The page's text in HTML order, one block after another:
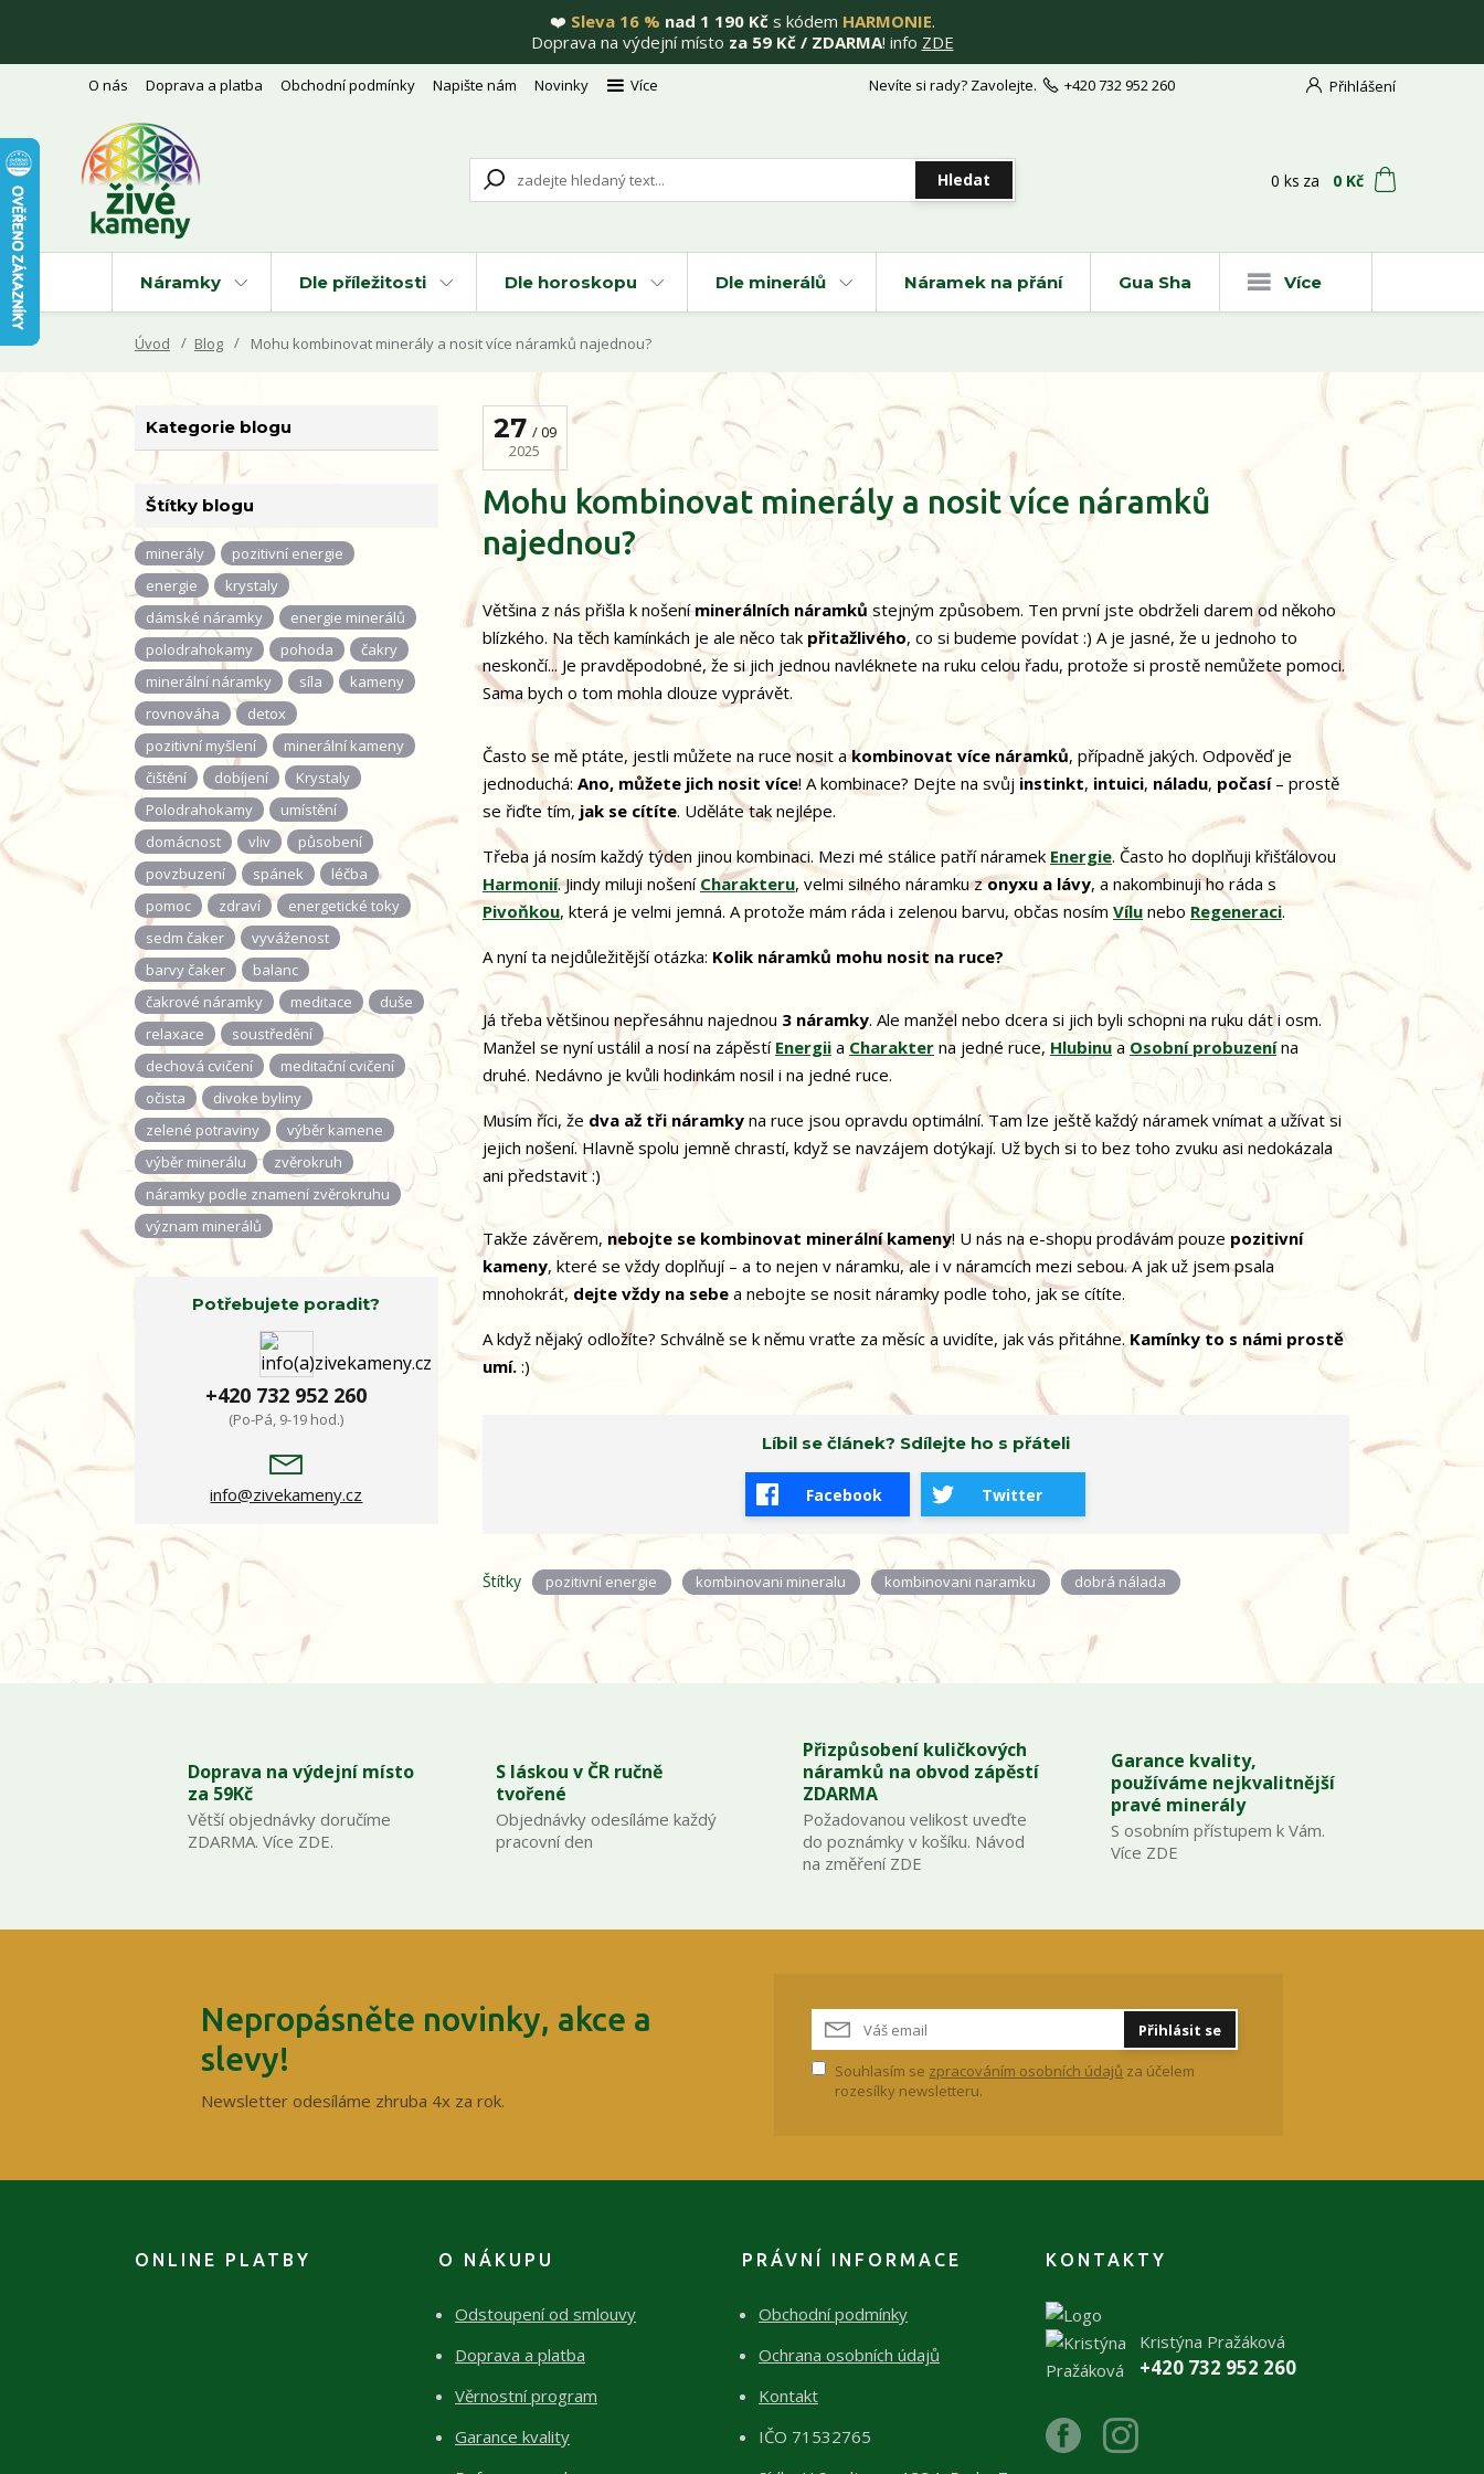
❤️ Sleva 16 % nad 1 190 Kčs kódem HARMONIE.
Doprava na výdejní místo za 59 Kč / ZDARMA! info ZDE
O nás Doprava a platba Obchodní podmínky Napište nám Novinky Více Přihlášení
Hledat
Nevíte si rady? Zavolejte. +420 732 952 260
0 ks za 0 Kč
Náramky Dle příležitosti Dle horoskopu Dle minerálů Náramek na přání Gua Sha Více
Úvod Blog Mohu kombinovat minerály a nosit více náramků najednou?
Kategorie blogu
Štítky blogu
minerály
pozitivní energie
energie
krystaly
dámské náramky
energie minerálů
polodrahokamy
pohoda
čakry
minerální náramky
síla
kameny
rovnováha
detox
pozitivní myšlení
minerální kameny
čištění
dobíjení
Krystaly
Polodrahokamy
umístění
domácnost
vliv
působení
povzbuzení
spánek
léčba
pomoc
zdraví
energetické toky
sedm čaker
vyváženost
barvy čaker
balanc
čakrové náramky
meditace
duše
relaxace
soustředění
dechová cvičení
meditační cvičení
očista
divoke byliny
zelené potraviny
výběr kamene
výběr minerálu
zvěrokruh
náramky podle znamení zvěrokruhu
význam minerálů
Potřebujete poradit?
+420 732 952 260
(Po-Pá, 9-19 hod.)
info@zivekameny.cz
27
09
2025
Mohu kombinovat minerály a nosit více náramků
najednou?
Většina z nás přišla k nošeníminerálních náramků stejným způsobem. Ten první jste obdrželi darem od někoho
blízkého. Na těch kamínkách je ale něco tak přitažlivého, co si budeme povídat :) A je jasné, že u jednoho to
neskončí... Je pravděpodobné, že si jich jednou navléknete na ruku celou řadu, protože si prostě nemůžete pomoci.
Sama bych o tom mohla dlouze vyprávět.
Často se mě ptáte, jestli můžete na ruce nosit akombinovat více náramků, případně jakých. Odpověď je
jednoduchá: Ano, můžete jich nosit více! A kombinace? Dejte na svůj instinkt, intuici, náladu, počasí– prostě
se řiďte tím, jak se cítíte. Uděláte tak nejlépe.
Třeba já nosím každý týden jinou kombinaci. Mezi mé stálice patří náramek Energie. Často ho doplňuji křišťálovou
Harmonií. Jindy miluji nošení Charakteru, velmi silného náramku zonyxu a lávy, a nakombinuji ho ráda s
Pivoňkou, která je velmi jemná. A protože mám ráda i zelenou barvu, občas nosím Vílunebo Regeneraci.
A nyní ta nejdůležitější otázka: Kolik náramků mohu nosit na ruce?
Já třeba většinou nepřesáhnu najednou 3 náramky. Ale manžel nebo dcera si jich byli schopni na ruku dát i osm.
Manžel se nyní ustálil a nosí na zápěstí Energiia Charakterna jedné ruce, HlubinuaOsobní probuzenína
druhé. Nedávno je kvůli hodinkám nosil i na jedné ruce.
Musím říci, že dva až tři náramkyna ruce jsou opravdu optimální. Tam lze ještě každý náramek vnímat a užívat si
jejich nošení. Hlavně spolu jemně chrastí, když se navzájem dotýkají. Už bych si to bez toho zvuku asi nedokázala
ani představit :)
Takže závěrem, nebojte se kombinovat minerální kameny! U nás na e-shopu prodávám pouze pozitivní
kameny, které se vždy doplňují – a to nejen v náramku, ale i v náramcích mezi sebou. A jak už jsem psala
mnohokrát,dejte vždy na sebea nebojte se nosit náramky podle toho, jak se cítíte.
A když nějaký odložíte? Schválně se k němu vraťte za měsíc a uvidíte, jak vás přitáhne. Kamínky to s námi prostě
umí.:)
Líbil se článek? Sdílejte ho s přáteli
Facebook Twitter
Štítky pozitivní energie kombinovani mineralu kombinovani naramku dobrá nálada
Doprava na výdejní místo
za 59Kč
Větší objednávky doručíme
ZDARMA. Více ZDE.
S láskou v ČR ručně
tvořené
Objednávky odesíláme každý
pracovní den
Přizpůsobení kuličkových
náramků na obvod zápěstí
ZDARMA
Požadovanou velikost uveďte
do poznámky v košíku. Návod
na změření ZDE
Garance kvality,
používáme nejkvalitnější
pravé minerály
S osobním přístupem k Vám.
Více ZDE
Nepropásněte novinky, akce a
slevy!
Newsletter odesíláme zhruba 4x za rok.
Přihlásit se
Souhlasím se zpracováním osobních údajů za účelem
rozesílky newsletteru.
ONLINE PLATBY O NÁKUPU
Odstoupení od smlouvy
Doprava a platba
Věrnostní program
Garance kvality
PRÁVNÍ INFORMACE
Obchodní podmínky
Ochrana osobních údajů
Kontakt
IČO 71532765
KONTAKTY
Kristýna Pražáková
+420 732 952 260